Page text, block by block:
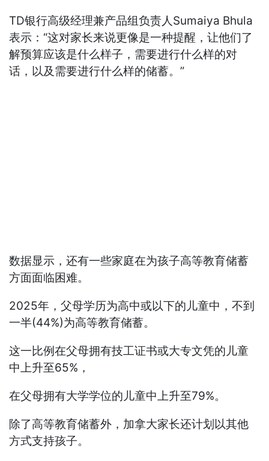
TD银行高级经理兼产品组负责人Sumaiya Bhula
表示：“这对家长来说更像是一种提醒，让他们了
解预算应该是什么样子，需要进行什么样的对
话，以及需要进行什么样的储蓄。”
数据显示，还有一些家庭在为孩子高等教育储蓄
方面面临困难。
2025年，父母学历为高中或以下的儿童中，不到
一半(44%)为高等教育储蓄。
这一比例在父母拥有技工证书或大专文凭的儿童
中上升至65%，
在父母拥有大学学位的儿童中上升至79%。
除了高等教育储蓄外，加拿大家长还计划以其他
方式支持孩子。